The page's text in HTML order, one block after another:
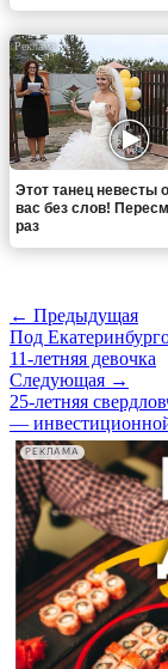
Этот танец невесты
вас без слов!
раз
← Предыдущая
Под
11-летняя девочка
Следующая →
25-летняя
— инвестиционной
РЕКЛАМА